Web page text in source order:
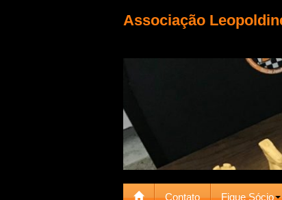
Associação
Contato Fique Sócio